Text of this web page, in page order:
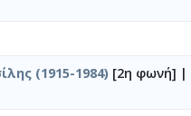
(1915-1984) [2η φωνή] |